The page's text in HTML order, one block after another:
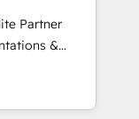
Their years
of delivering
Partner
&
ready Website